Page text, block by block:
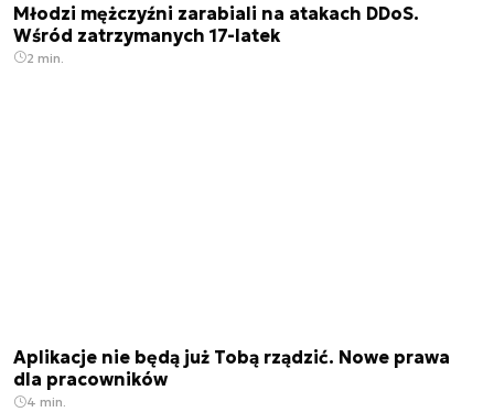
Młodzi mężczyźni zarabiali na atakach DDoS.
Wśród zatrzymanych 17-latek
2 min.
Aplikacje nie będą już Tobą rządzić. Nowe prawa
dla pracowników
4 min.